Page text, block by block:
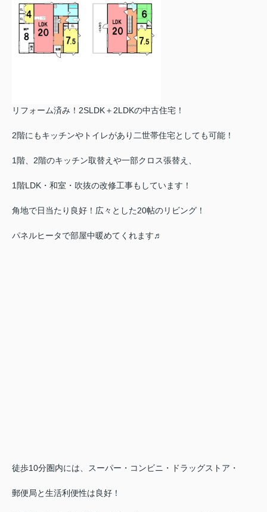
リフォーム済み！2SLDK＋2LDKの中古住宅！
2階にもキッチンやトイレがあり二世帯住宅としても可能！
1階、2階のキッチン取替えや一部クロス張替え、
1階LDK・和室・吹抜の改修工事もしています！
角地で日当たり良好！広々とした20帖のリビング！
パネルヒータで部屋中暖めてくれます♬
徒歩10分圏内には、スーパー・コンビニ・ドラッグストア・
郵便局と生活利便性は良好！